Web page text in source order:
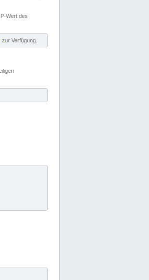
Wert des
zur Verfügung.